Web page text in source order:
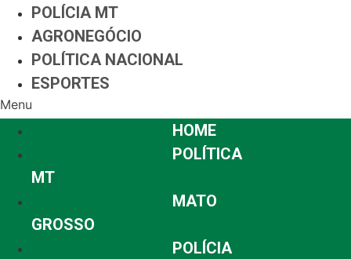
POLÍCIA MT
AGRONEGÓCIO
POLÍTICA NACIONAL
ESPORTES
Menu
HOME
POLÍTICA
MT
MATO
GROSSO
POLÍCIA